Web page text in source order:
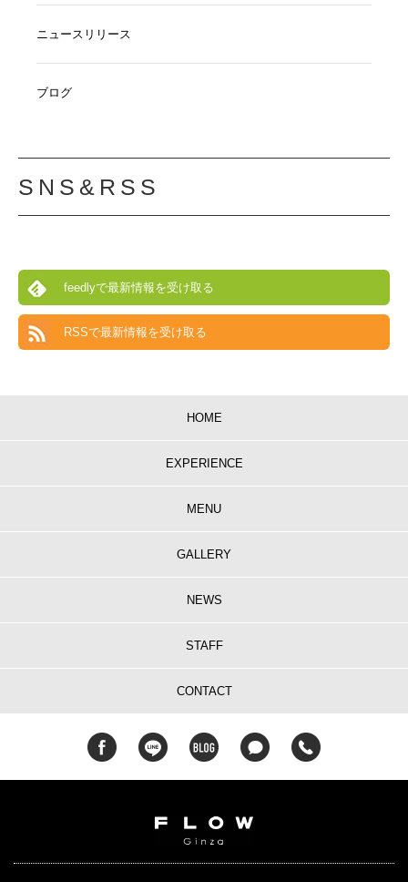
ニュースリリース
ブログ
SNS&RSS
feedlyで最新情報を受け取る
RSSで最新情報を受け取る
HOME
EXPERIENCE
MENU
GALLERY
NEWS
STAFF
CONTACT